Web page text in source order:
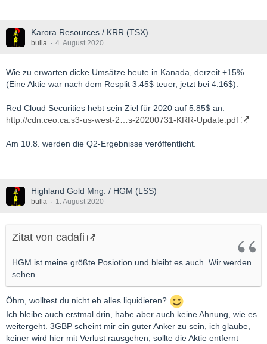
Karora Resources / KRR (TSX)
bulla 4. August 2020
Wie zu erwarten dicke Umsätze heute in Kanada, derzeit +15%.
(Eine Aktie war nach dem Resplit 3.45$ teuer, jetzt bei 4.16$).
Red Cloud Securities hebt sein Ziel für 2020 auf 5.85$ an.
http://cdn.ceo.ca.s3-us-west-2…s-20200731-KRR-Update.pdf
Am 10.8. werden die Q2-Ergebnisse veröffentlicht.
Highland Gold Mng. / HGM (LSS)
bulla 1. August 2020
Zitat von cadafi
HGM ist meine größte Posiotion und bleibt es auch. Wir werden
sehen..
Öhm, wolltest du nicht eh alles liquidieren?
Ich bleibe auch erstmal drin, habe aber auch keine Ahnung, wie es
weitergeht. 3GBP scheint mir ein guter Anker zu sein, ich glaube,
keiner wird hier mit Verlust rausgehen, sollte die Aktie entfernt